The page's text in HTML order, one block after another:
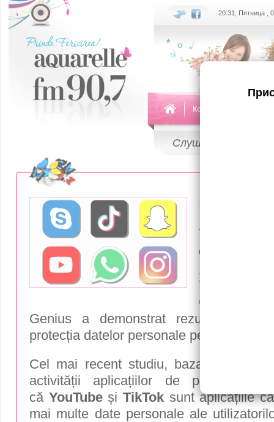
20:31, Пятница ,
Команда
Слушай
multe
Cercetarea
Genius a demonstrat rezultate
protecția datelor personale pe Internet.
Cel mai recent studiu, bazat pe
activității aplicațiilor de pe
că YouTubeși TikToksunt aplicațiile
mai multe date personale ale